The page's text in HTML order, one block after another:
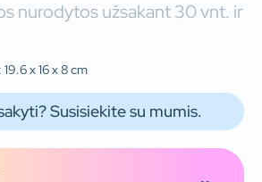
nurodytos užsakant 30 vnt. ir
x 16 x 8 cm
Susisiekite su mumis.